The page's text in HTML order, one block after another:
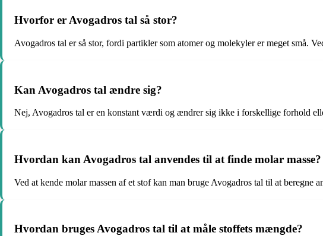
Hvorfor er Avogadros tal så stor?
Avogadros tal er så stor, fordi partikler som atomer og molekyler er meget små.
Kan Avogadros tal ændre sig?
Nej, Avogadros tal er en konstant værdi og ændrer sig ikke i forskellige forhold
Hvordan kan Avogadros tal anvendes til at finde molar masse?
Ved at kende molar massen af et stof kan man bruge Avogadros tal til at
Hvordan bruges Avogadros tal til at måle stoffets mængde?